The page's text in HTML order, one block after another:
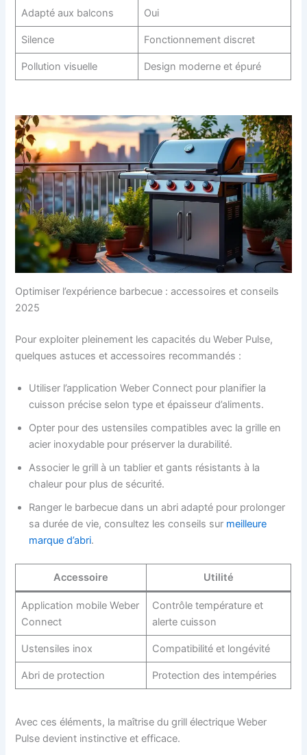
Adapté aux balcons Oui
Silence Fonctionnement discret
Pollution visuelle Design moderne et épuré
Optimiser l’expérience barbecue : accessoires et conseils
2025
Pour exploiter pleinement les capacités du Weber Pulse,
quelques astuces et accessoires recommandés :
Utiliser l’application Weber Connect pour planifier la
cuisson précise selon type et épaisseur d’aliments.
Opter pour des ustensiles compatibles avec la grille en
acier inoxydable pour préserver la durabilité.
Associer le grill à un tablier et gants résistants à la
chaleur pour plus de sécurité.
Ranger le barbecue dans un abri adapté pour prolonger
sa durée de vie, consultez les conseils sur meilleure
marque d’abri.
Accessoire Utilité
Application mobile Weber
Connect
Contrôle température et
alerte cuisson
Ustensiles inox Compatibilité et longévité
Abri de protection Protection des intempéries
Avec ces éléments, la maîtrise du grill électrique Weber
Pulse devient instinctive et efficace.